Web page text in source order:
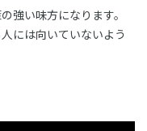
強い味方になります。
には向いていないよう